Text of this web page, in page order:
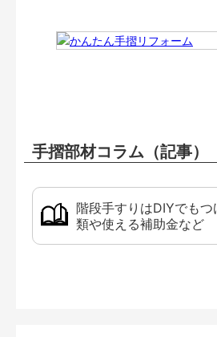
手摺部材コラム（記事）
階段手すりはDIYでも
類や使える補助金など